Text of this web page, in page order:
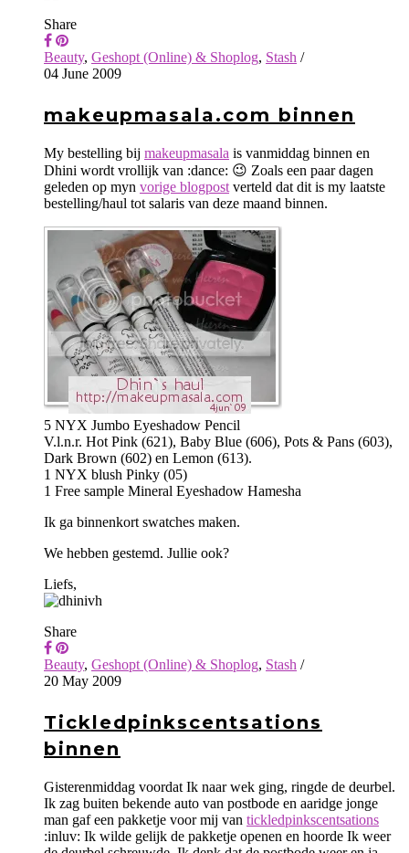
Share
Beauty, Geshopt (Online) & Shoplog, Stash /
04 June 2009
makeupmasala.com binnen
My bestelling bij makeupmasala is vanmiddag binnen en
Dhini wordt vrollijk van :dance: 😉 Zoals een paar dagen
geleden op myn vorige blogpost verteld dat dit is my laatste
bestelling/haul tot salaris van deze maand binnen.
5 NYX Jumbo Eyeshadow Pencil
V.l.n.r. Hot Pink (621), Baby Blue (606), Pots & Pans (603),
Dark Brown (602) en Lemon (613).
1 NYX blush Pinky (05)
1 Free sample Mineral Eyeshadow Hamesha
Ik ga binnenkort swatches maken.
We hebben gestemd. Jullie ook?
Liefs,
Share
Beauty, Geshopt (Online) & Shoplog, Stash /
20 May 2009
Tickledpinkscentsations
binnen
Gisterenmiddag voordat Ik naar wek ging, ringde de deurbel.
Ik zag buiten bekende auto van postbode en aaridge jonge
man gaf een pakketje voor mij van tickledpinkscentsations
:inluv: Ik wilde gelijk de pakketje openen en hoorde Ik weer